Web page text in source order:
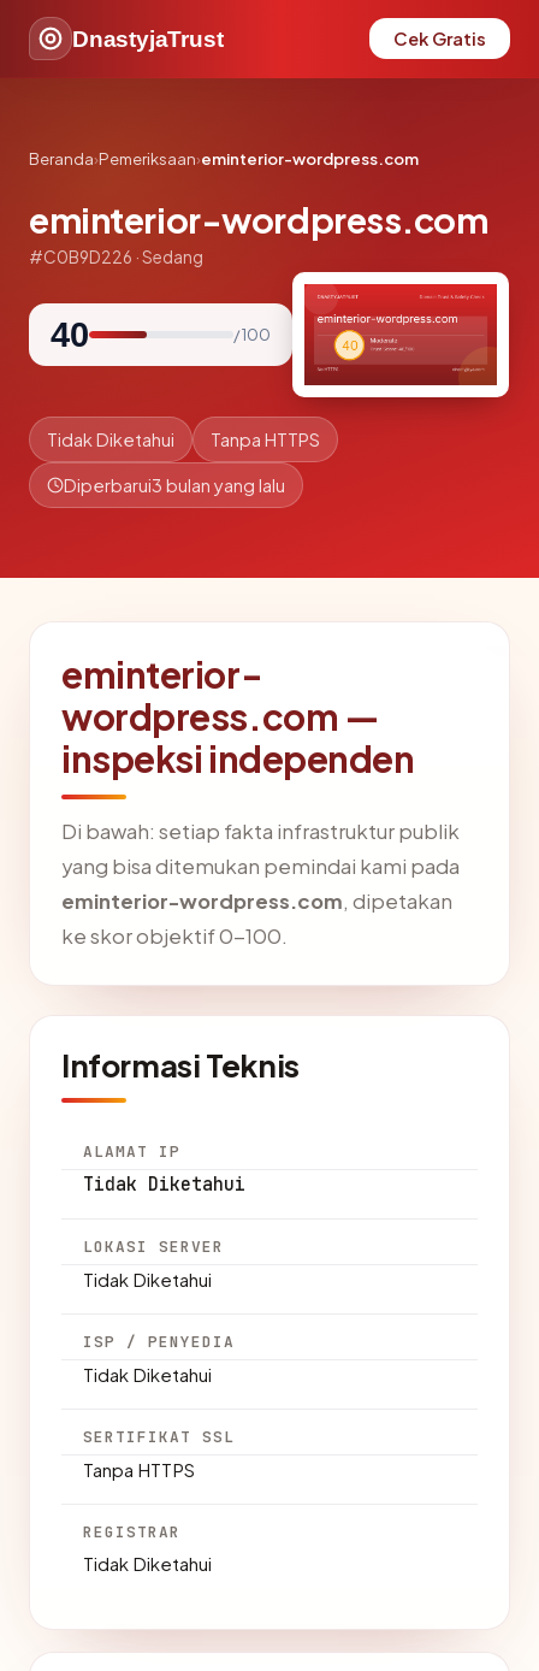
DnastyjaTrust Cek Gratis
Beranda›Pemeriksaan›eminterior-wordpress.com
eminterior-wordpress.com
#C0B9D226 · Sedang
40 / 100
Tidak Diketahui Tanpa HTTPS
Diperbarui3 bulan yang lalu
eminterior-
wordpress.com —
inspeksi independen
Di bawah: setiap fakta infrastruktur publik
yang bisa ditemukan pemindai kami pada
eminterior-wordpress.com, dipetakan
ke skor objektif 0-100.
Informasi Teknis
ALAMAT IP
Tidak Diketahui
LOKASI SERVER
Tidak Diketahui
ISP / PENYEDIA
Tidak Diketahui
SERTIFIKAT SSL
Tanpa HTTPS
REGISTRAR
Tidak Diketahui